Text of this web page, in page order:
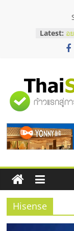
Latest: วิ
โ
อ
บ
สั
ร้
โ
"ศูนย์
รวม
ข้อมูล
ธุรกิจ
SME
Hisense